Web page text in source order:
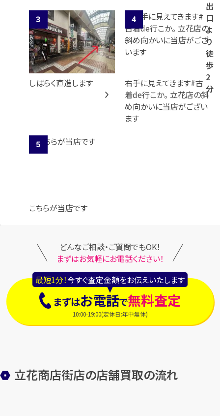
出
口
よ
り
徒
歩
2
分
しばらく直進します
右手に見えてきます#古
着de行こか。 立花店の斜
め向かいに当店がござい
ます
こちらが当店です
どんなご相談・ご質問でもOK！
まずはお気軽にお電話ください！
最短1分！今すぐ査定金額をお伝えいたします
まずはお電話で無料査定
10:00-19:00(定休日:年中無休)
立花商店街店の店舗買取の流れ